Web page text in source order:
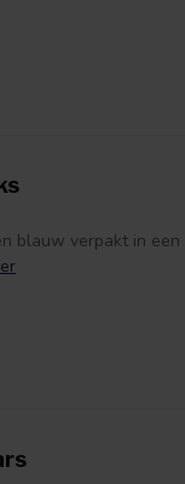
blauw verpakt in een